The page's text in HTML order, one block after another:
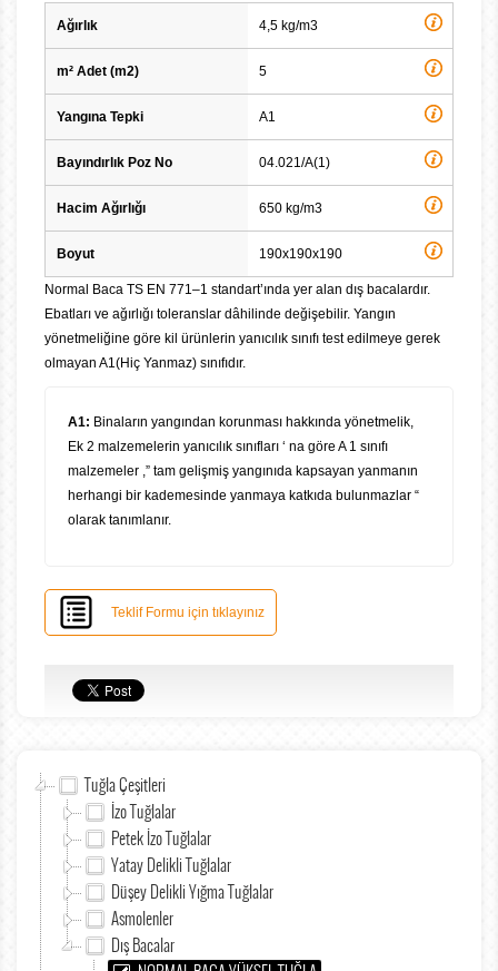
Ağırlık 4,5 kg/m3
m² Adet (m2) 5
Yangına Tepki A1
Bayındırlık Poz No 04.021/A(1)
Hacim Ağırlığı 650 kg/m3
Boyut 190x190x190
Normal Baca TS EN 771–1 standart’ında yer alan dış bacalardır.
Ebatları ve ağırlığı toleranslar dâhilinde değişebilir. Yangın
yönetmeliğine göre kil ürünlerin yanıcılık sınıfı test edilmeye gerek
olmayan A1(Hiç Yanmaz) sınıfıdır.
A1: Binaların yangından korunması hakkında yönetmelik,
Ek 2 malzemelerin yanıcılık sınıfları ‘ na göre A 1 sınıfı
malzemeler ,” tam gelişmiş yangınıda kapsayan yanmanın
herhangi bir kademesinde yanmaya katkıda bulunmazlar “
olarak tanımlanır.
Teklif Formu için tıklayınız
Tuğla Çeşitleri
İzo Tuğlalar
Petek İzo Tuğlalar
Yatay Delikli Tuğlalar
Düşey Delikli Yığma Tuğlalar
Asmolenler
Dış Bacalar